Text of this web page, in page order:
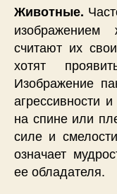
Животные.
считают их
хотят
Изображение
агрессивности
на спине или
силе и
означает
ее обладателя.